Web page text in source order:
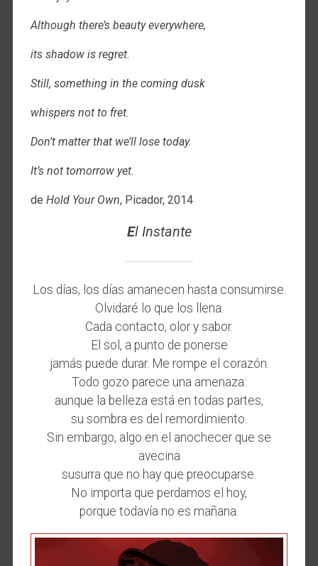
Although there’s beauty everywhere,
its shadow is regret.
Still, something in the coming dusk
whispers not to fret.
Don’t matter that we’ll lose today.
It’s not tomorrow yet.
de Hold Your Own, Picador, 2014
El Instante
Los días, los días amanecen hasta consumirse.
Olvidaré lo que los llena.
Cada contacto, olor y sabor.
El sol, a punto de ponerse
jamás puede durar. Me rompe el corazón.
Todo gozo parece una amenaza:
aunque la belleza está en todas partes,
su sombra es del remordimiento.
Sin embargo, algo en el anochecer que se
avecina
susurra que no hay que preocuparse.
No importa que perdamos el hoy,
porque todavía no es mañana.